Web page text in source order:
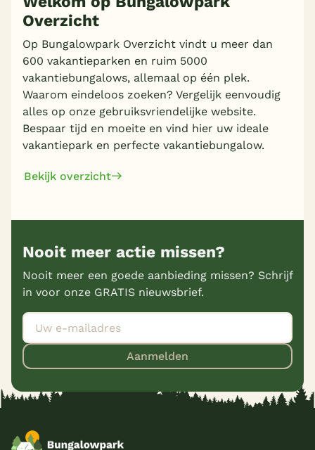
Overzicht
Op Bungalowpark Overzicht vindt u meer dan
600 vakantieparken en ruim 5000
vakantiebungalows, allemaal op één plek.
Waarom eindeloos zoeken? Vergelijk eenvoudig
alles op onze gebruiksvriendelijke website.
Bespaar tijd en moeite en vind hier uw ideale
vakantiepark en perfecte vakantiebungalow.
Bekijk overzicht
Nooit meer actie missen?
Nooit meer een goede aanbieding missen? Schrijf
in voor onze GRATIS nieuwsbrief.
Aanmelden